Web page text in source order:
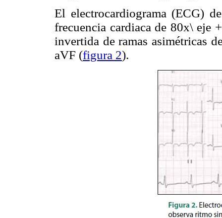
El electrocardiograma (ECG)
frecuencia cardiaca de 80x\ eje
invertida de ramas asimétricas
aVF (figura 2).